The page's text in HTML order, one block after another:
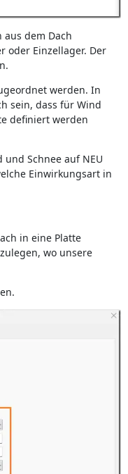
dem Dach
oder Einzellager. Der
werden. In
sein, dass für Wind
definiert werden
Schnee auf NEU
Einwirkungsart in
in eine Platte
wo unsere